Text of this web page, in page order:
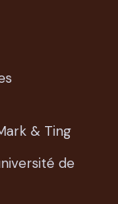
& Ting
de